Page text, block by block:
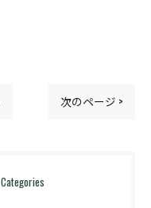
次のページ >
Categories